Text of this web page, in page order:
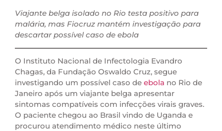
Viajante belga isolado no Rio testa positivo para
malária, mas Fiocruz mantém investigação para
descartar possível caso de ebola
O Instituto Nacional de Infectologia Evandro
Chagas, da Fundação Oswaldo Cruz, segue
investigando um possível caso de ebola no Rio de
Janeiro após um viajante belga apresentar
sintomas compatíveis com infecções virais graves.
O paciente chegou ao Brasil vindo de Uganda e
procurou atendimento médico neste último